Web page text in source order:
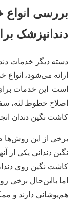
بررسی
دندانپزشک
دسته دیگر خدمات
ارائه می‌شود، انواع
است. این خدمات
اصلاح خطوط لثه،
کاشت نگین دندان
برخی از این روش‌ها
نگین دندانی یکی از
کاشت نگین روی
اما بااین‌حال برخی
هم‌پوشانی دارند و